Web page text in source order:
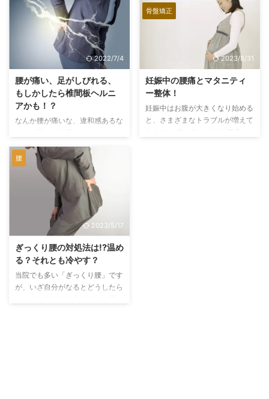
らすると、「洗面時」「ズボンや
靴下を履く時」「夜に腰に違和感
があり、翌朝起き上がれないほど
痛い」「座っていて立ち上がろう
とした際」など、意外な日常の動
多くあります。 ぎっくり腰のよ
くある症状 寝返り、トイレや椅
子の立ち座り、前屈動作、歩行、
姿 ...
囲を指し、解剖学的には「腰椎1
番から腰椎5番までの周囲」を指
します。 この範囲で生じる痛み
を総じて腰痛と呼びます。 ※英語
では「腰」は「lower back」、
め、腰痛は「back pain」
「lower back pain」と表現しま
す。 ※脊柱模型の赤色の部位が腰
椎 腰痛の原因と ...
2022/7/4
腰が痛い、足がしびれる、
もしかしたら椎間板ヘルニ
アかも！？
なんか腰が痛いな、違和感あるな
なんて事も。 たかが腰痛かなな
んて思っていたら、あとあと大変
なことになるかもしれません。
そこで今日はよくある腰の椎間板
ヘルニアについてです。 椎間板
ヘルニアとは？ ヘルニアとは
本来そこにあるべきものが逸脱し
アには「腰椎椎間板ヘルニア」
「頚椎ヘルニア」「鼠径（そけ
い）ヘルニア」などの種類があり
ます。※鼠経ヘルニアとはいわゆ
骨盤矯正
2023/8/31
妊娠中の腰痛とマタニティ
ー整体！
妊娠中はお腹が大きくなり始める
と、さまざまなトラブルが増えて
腰
2023/5/17
ぎっくり腰の対処法は!?温め
る？それとも冷やす？
当院でも多い「ぎっくり腰」です
が、いざ自分がなるとどうしたら